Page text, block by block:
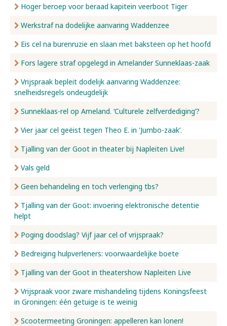
Hoger beroep voor beraad kapitein veerboot Tiger
Werkstraf na dodelijke aanvaring Waddenzee
Eis cel na burenruzie en slaan met baksteen op het hoofd
Fors lagere straf opgelegd in Amelander Sunneklaas-zaak
Vrijspraak bepleit dodelijk aanvaring Waddenzee:
snelheidsregels ondeugdelijk
Sunneklaas-rel op Ameland. ‘Culturele zelfverdediging’?
Vier jaar cel geëist tegen Theo E. in 'Jumbo-zaak’.
Tjalling van der Goot in theater bij Napleiten Live!
Vals geld
Geen behandeling en toch verlenging tbs?
Tjalling van der Goot: invoering elektronische detentie
helpt
Poging doodslag? Vijf jaar cel of vrijspraak?
Bedreiging hulpverleners: voorwaardelijke boete
Tjalling van der Goot in theatershow Napleiten Live
Vrijspraak voor zware mishandeling tijdens Koningsfeest
in Groningen: één getuige is te weinig
Scootermeeting Groningen: appelleren kan lonen!